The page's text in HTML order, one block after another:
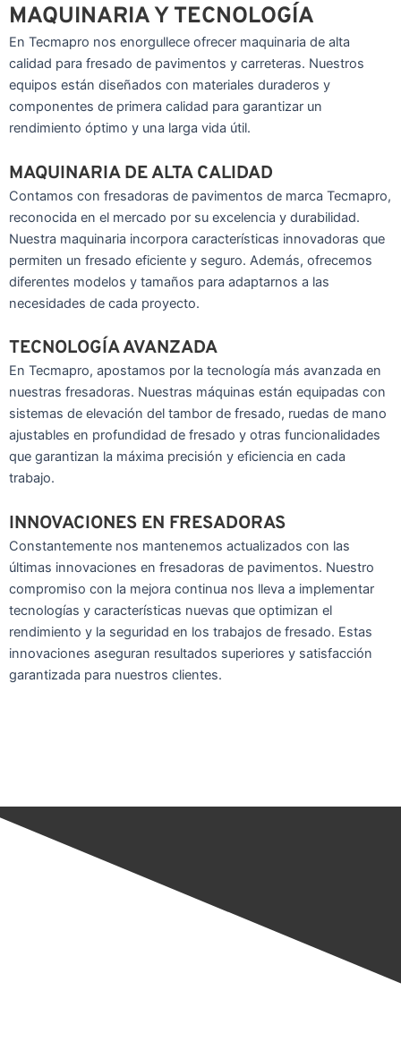
MAQUINARIA Y TECNOLOGÍA
En Tecmapro nos enorgullece ofrecer maquinaria de alta
calidad para fresado de pavimentos y carreteras. Nuestros
equipos están diseñados con materiales duraderos y
componentes de primera calidad para garantizar un
rendimiento óptimo y una larga vida útil.
MAQUINARIA DE ALTA CALIDAD
Contamos con fresadoras de pavimentos de marca Tecmapro,
reconocida en el mercado por su excelencia y durabilidad.
Nuestra maquinaria incorpora características innovadoras que
permiten un fresado eficiente y seguro. Además, ofrecemos
diferentes modelos y tamaños para adaptarnos a las
necesidades de cada proyecto.
TECNOLOGÍA AVANZADA
En Tecmapro, apostamos por la tecnología más avanzada en
nuestras fresadoras. Nuestras máquinas están equipadas con
sistemas de elevación del tambor de fresado, ruedas de mano
ajustables en profundidad de fresado y otras funcionalidades
que garantizan la máxima precisión y eficiencia en cada
trabajo.
INNOVACIONES EN FRESADORAS
Constantemente nos mantenemos actualizados con las
últimas innovaciones en fresadoras de pavimentos. Nuestro
compromiso con la mejora continua nos lleva a implementar
tecnologías y características nuevas que optimizan el
rendimiento y la seguridad en los trabajos de fresado. Estas
innovaciones aseguran resultados superiores y satisfacción
garantizada para nuestros clientes.